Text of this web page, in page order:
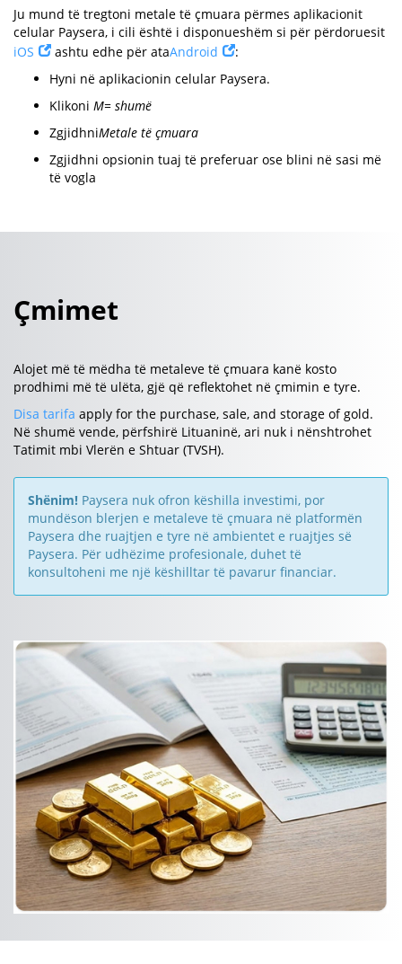
Ju mund të tregtoni metale të çmuara përmes aplikacionit
celular Paysera, i cili është i disponueshëm si për përdoruesit
iOS
ashtu edhe për ataAndroid
:
Hyni në aplikacionin celular Paysera.
Klikoni M= shumë
ZgjidhniMetale të çmuara
Zgjidhni opsionin tuaj të preferuar ose blini në sasi më
të vogla
Çmimet
Alojet më të mëdha të metaleve të çmuara kanë kosto
prodhimi më të ulëta, gjë që reflektohet në çmimin e tyre.
Disa tarifa apply for the purchase, sale, and storage of gold.
Në shumë vende, përfshirë Lituaninë, ari nuk i nënshtrohet
Tatimit mbi Vlerën e Shtuar (TVSH).
Shënim! Paysera nuk ofron këshilla investimi, por
mundëson blerjen e metaleve të çmuara në platformën
Paysera dhe ruajtjen e tyre në ambientet e ruajtjes së
Paysera. Për udhëzime profesionale, duhet të
konsultoheni me një këshilltar të pavarur financiar.